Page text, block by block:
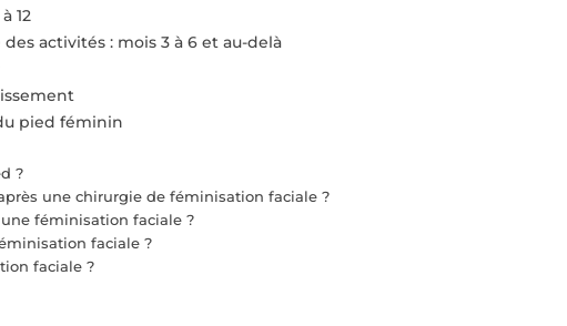
12
activités : mois 3 à 6 et au-delà
pied féminin
?
une chirurgie de féminisation faciale ?
féminisation faciale ?
faciale ?
faciale ?